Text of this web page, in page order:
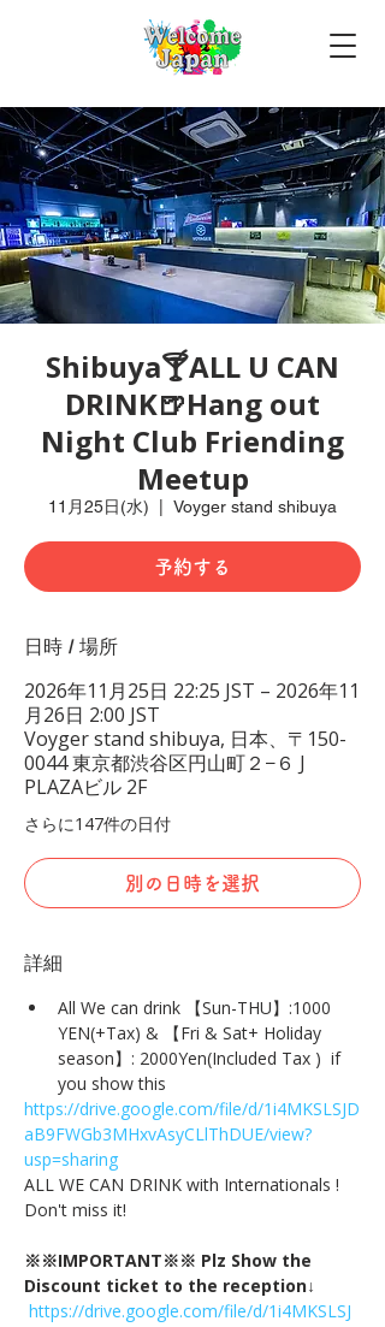
Shibuya🍸ALL U CAN
DRINK🍺Hang out
Night Club Friending
Meetup
11月25日(水) Voyger stand shibuya
予約する
日時 / 場所
2026年11月25日 22:25 JST – 2026年11
月26日 2:00 JST
Voyger stand shibuya, 日本、〒150-
0044 東京都渋谷区円山町２−６ J
PLAZAビル 2F
さらに147件の日付
別の日時を選択
詳細
All We can drink 【Sun-THU】:1000
YEN(+Tax) & 【Fri & Sat+ Holiday
season】: 2000Yen(Included Tax )  if
you show this
https://drive.google.com/file/d/1i4MKSLSJD
aB9FWGb3MHxvAsyCLlThDUE/view?
usp=sharing
ALL WE CAN DRINK with Internationals !
Don't miss it!
※※IMPORTANT※※ Plz Show the
Discount ticket to the reception↓
https://drive.google.com/file/d/1i4MKSLSJ